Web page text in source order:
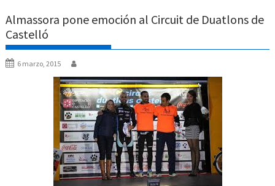
Almassora pone emoción al Circuit de Duatlons de
Castelló
6 marzo, 2015